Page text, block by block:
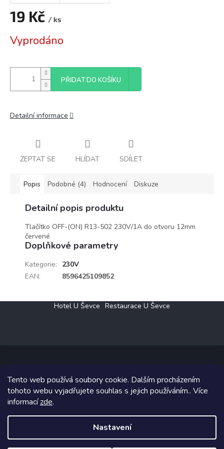
Tento web používá soubory cookie. Dalším procházením
tohoto webu vyjadřujete souhlas s jejich používáním.. Více
informacízde.
Nastavení
19 Kč / ks
cena:
Vyprodáno
PŘIDAT DO KOŠÍKU
Detailní informace
ZEPTAT SE HLÍDAT SDÍLET
Popis Podobné (4) Hodnocení Diskuze
Detailní popis produktu
Tlačítko OFF-(ON) R13-502 230V/1A do otvoru 12mm
červené
Doplňkové parametry
Kategorie:
230V
EAN: 8596425109852
Hotel U Ševce Restaurace U Ševce
Copyright 2026Elektro Klesný s.r.o.. Všechna práva vyhrazena.
Grafický návrh vytvořil a na Shoptet implementoval
Shoptetak.cz.
Vytvořil Shoptet